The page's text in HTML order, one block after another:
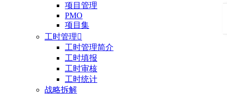
项目管理
PMO
项目集
工时管理
工时管理简介
工时填报
工时审核
工时统计
战略拆解